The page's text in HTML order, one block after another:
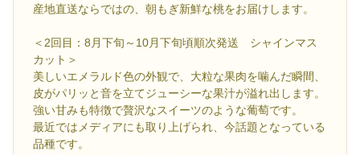
産地直送ならではの、朝もぎ新鮮な桃をお届けします。
＜2回目：8月下旬～10月下旬頃順次発送 シャインマス
カット＞
美しいエメラルド色の外観で、大粒な果肉を噛んだ瞬間、
皮がパリッと音を立てジューシーな果汁が溢れ出します。
強い甘みも特徴で贅沢なスイーツのような葡萄です。
最近ではメディアにも取り上げられ、今話題となっている
品種です。